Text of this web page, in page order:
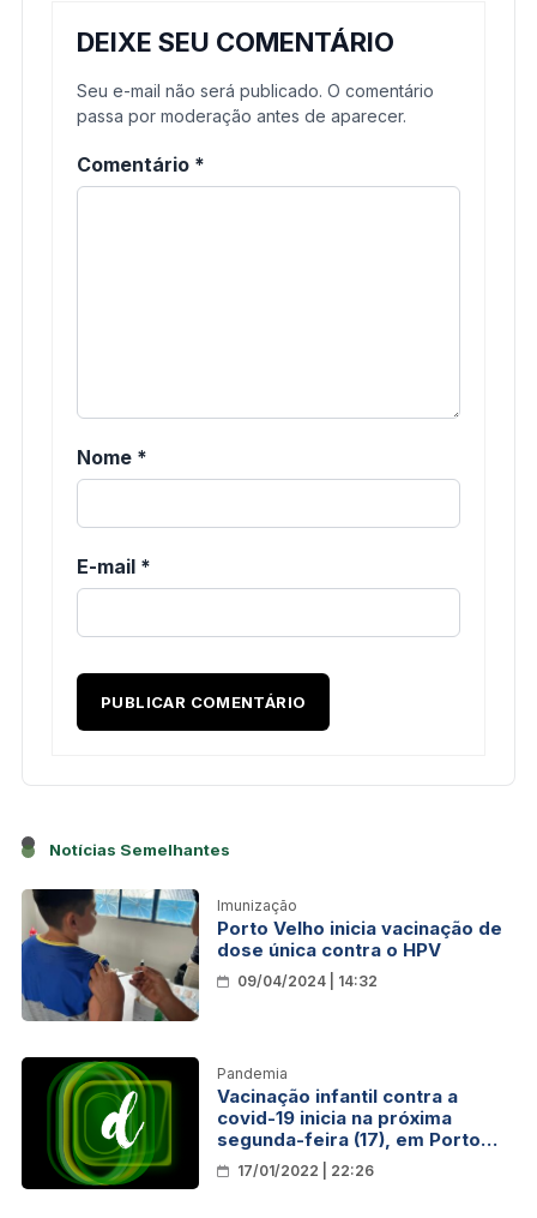
DEIXE SEU COMENTÁRIO
Seu e-mail não será publicado. O comentário
passa por moderação antes de aparecer.
Comentário *
Nome *
E-mail *
Notícias Semelhantes
Imunização
Porto Velho inicia vacinação de
dose única contra o HPV
09/04/2024 | 14:32
Pandemia
Vacinação infantil contra a
covid-19 inicia na próxima
segunda-feira (17), em Porto
Velho
17/01/2022 | 22:26